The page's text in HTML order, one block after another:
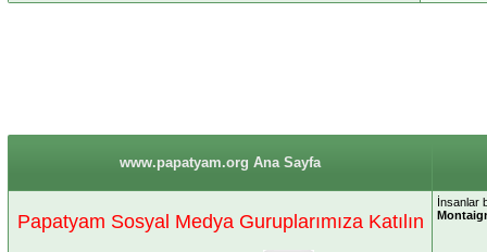
www.papatyam.org Ana Sayfa
Papatyam Sosyal Medya Guruplarımıza Katılın
İnsanlar